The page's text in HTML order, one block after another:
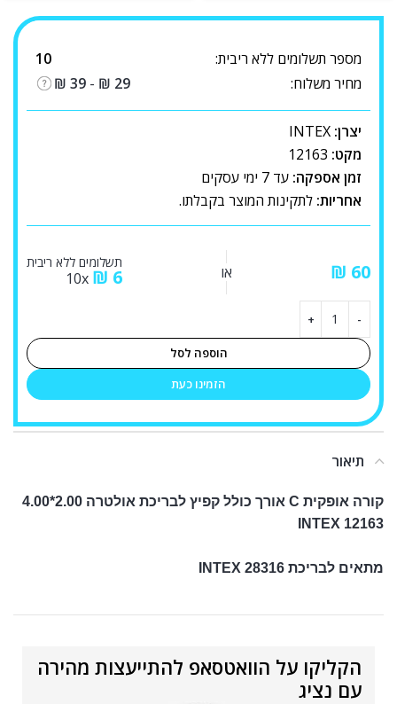
מספר תשלומים ללא ריבית:
10
מחיר משלוח:
₪ 29
-
₪ 39
יצרן: INTEX
מקט: 12163
זמן אספקה: עד 7 ימי עסקים
אחריות: לתקינות המוצר בקבלתו.
₪ או
תשלומים ללא ריבית
₪ 6
הוספה לסל
הזמינו כעת
תיאור
קורה אופקית C אורך כולל קפיץ לבריכת אולטרה 2.00*4.00
INTEX 12163
מתאים לבריכת INTEX 28316
הקליקו על הוואטסאפ להתייעצות מהירה
עם נציג